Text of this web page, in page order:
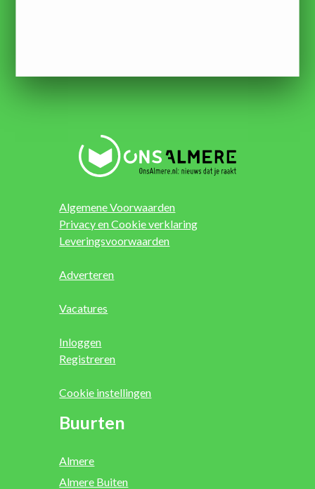
Algemene Voorwaarden
Privacy en Cookie verklaring
Leveringsvoorwaarden
Adverteren
Vacatures
Inloggen
Registreren
Cookie instellingen
Buurten
Almere
Almere Buiten